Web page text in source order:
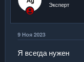
Эксперт
9 Ноя 2023
Я всегда нужен